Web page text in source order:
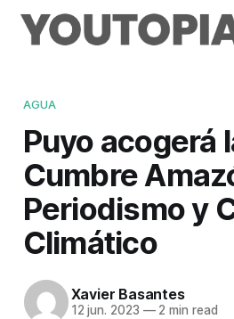
AGUA
Puyo acogerá
Cumbre
Periodismo y
Climático
Xavier Basantes
12 jun. 2023 —2 min read